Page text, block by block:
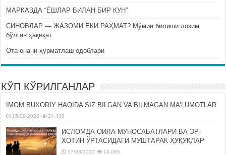
МАРКАЗДА “ЁШЛАР БИЛАН БИР КУН”
СИНОВЛАР — ЖАЗОМИ ЁКИ РАҲМАТ? Мўмин билиши лозим
бўлган ҳақиқат
Ота-онани ҳурматлаш одоблари
КЎП КЎРИЛГАНЛАР
IMOM BUXORIY HAQIDA SIZ BILGAN VA BILMAGAN MA’LUMOTLAR
15/09/2020 24,430
ИСЛОМДА ОИЛА МУНОСАБАТЛАРИ ВА ЭР-
ХОТИН ЎРТАСИДАГИ МУШТАРАК ҲУҚУҚЛАР
17/05/2022 14,065